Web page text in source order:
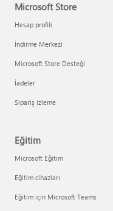
Microsoft Store
Hesap profili
İndirme Merkezi
Microsoft Store Desteği
İadeler
Sipariş izleme
Eğitim
Microsoft Eğitim
Eğitim cihazları
Eğitim için Microsoft Teams